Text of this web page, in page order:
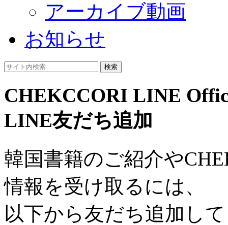
アーカイブ動画
お知らせ
検索
CHEKCCORI LINE
LINE友だち追加
韓国書籍のご紹介や
情報を受け取るには、
以下から友だち追加し